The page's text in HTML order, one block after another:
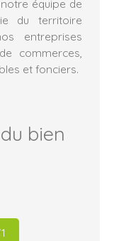
équipe de
du territoire
entreprises
commerces,
et fonciers.
du bien